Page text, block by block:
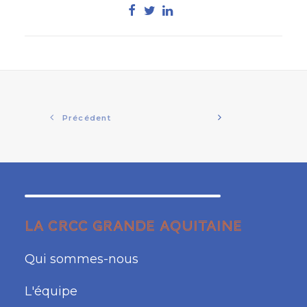
Précédent
LA CRCC GRANDE AQUITAINE
Qui sommes-nous
L'équipe